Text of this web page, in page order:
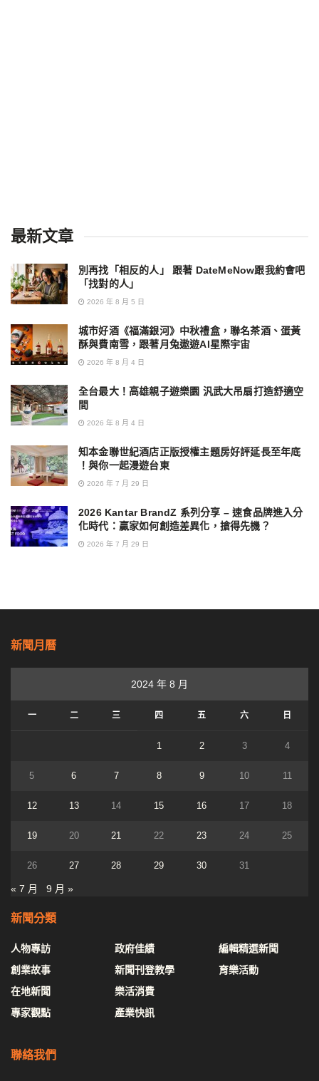
最新文章
別再找「相反的人」 跟著 DateMeNow跟我約會吧
「找對的人」
2026 年 8 月 5 日
城市好酒《福滿銀河》中秋禮盒，聯名茶酒、蛋黃
酥與費南雪，跟著月兔遨遊AI星際宇宙
2026 年 8 月 4 日
全台最大！高雄親子遊樂園 汎武大吊扇打造舒適空
間
2026 年 8 月 4 日
知本金聯世紀酒店正版授權主題房好評延長至年底
！與你一起漫遊台東
2026 年 7 月 29 日
2026 Kantar BrandZ 系列分享 – 速食品牌進入分
化時代：贏家如何創造差異化，搶得先機？
2026 年 7 月 29 日
新聞月曆
2024 年 8 月
一 二 三 四 五 六 日
1 2 3 4
5 6 7 8 9 10 11
12 13 14 15 16 17 18
19 20 21 22 23 24 25
26 27 28 29 30 31
« 7 月 9 月 »
新聞分類
人物專訪
創業故事
在地新聞
專家觀點
政府佳績
新聞刊登教學
樂活消費
產業快訊
編輯精選新聞
育樂活動
聯絡我們